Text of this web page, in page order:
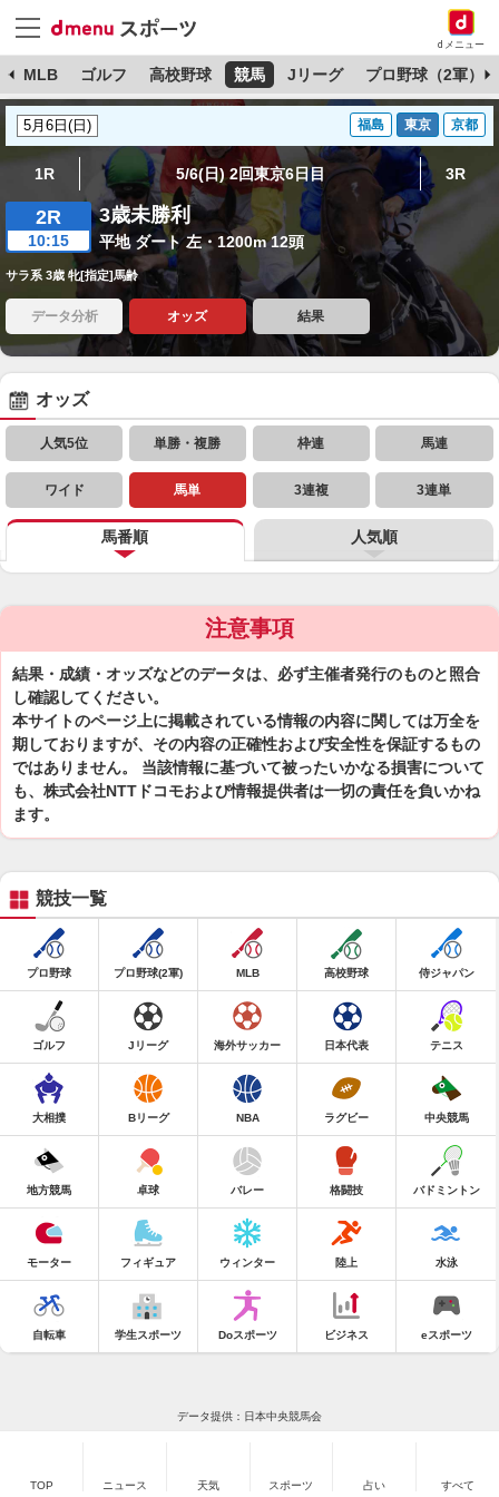
dメニュー
MLB ゴルフ 高校野球 競馬 Jリーグ プロ野球（2軍）
福島 東京 京都
1R 5/6(日) 2回東京6日目 3R
2R
10:15
3歳未勝利
平地 ダート 左・1200m 12頭
サラ系 3歳 牝[指定]馬齢
データ分析 オッズ 結果
オッズ
人気5位 単勝・複勝 枠連 馬連
ワイド 馬単 3連複 3連単
馬番順 人気順
注意事項
結果・成績・オッズなどのデータは、必ず主催者発行のものと照合
し確認してください。
本サイトのページ上に掲載されている情報の内容に関しては万全を
期しておりますが、その内容の正確性および安全性を保証するもの
ではありません。 当該情報に基づいて被ったいかなる損害について
も、株式会社NTTドコモおよび情報提供者は一切の責任を負いかね
ます。
競技一覧
プロ野球 プロ野球(2軍) MLB 高校野球 侍ジャパン
ゴルフ Jリーグ 海外サッカー 日本代表 テニス
大相撲 Bリーグ NBA ラグビー 中央競馬
地方競馬 卓球 バレー 格闘技 バドミントン
モーター フィギュア ウィンター 陸上 水泳
自転車 学生スポーツ Doスポーツ ビジネス eスポーツ
データ提供：日本中央競馬会
TOP ニュース 天気 スポーツ 占い すべて